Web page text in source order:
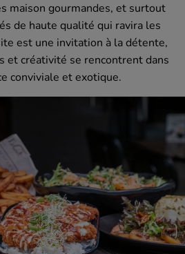
maison gourmandes, et surtout
de haute qualité qui ravira les
est une invitation à la détente,
et créativité se rencontrent dans
conviviale et exotique.